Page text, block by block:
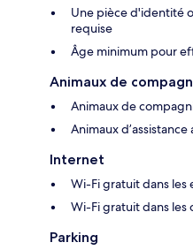
Une pièce d'identité
requise
Âge minimum pour
Animaux de
Animaux de
Animaux d’assistance
Internet
Wi-Fi gratuit dans les
Wi-Fi gratuit dans les
Parking